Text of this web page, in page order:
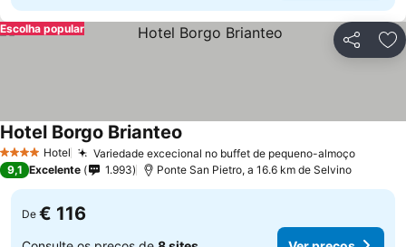
Partilhar
Escolha popular
4 EstrelasHotel Variedade excecional no buffet de pequeno-almoço
Hotel Borgo Brianteo
9,1 Excelente 1.993 Ponte San Pietro, a 16.6 km de Selvino
De € 116